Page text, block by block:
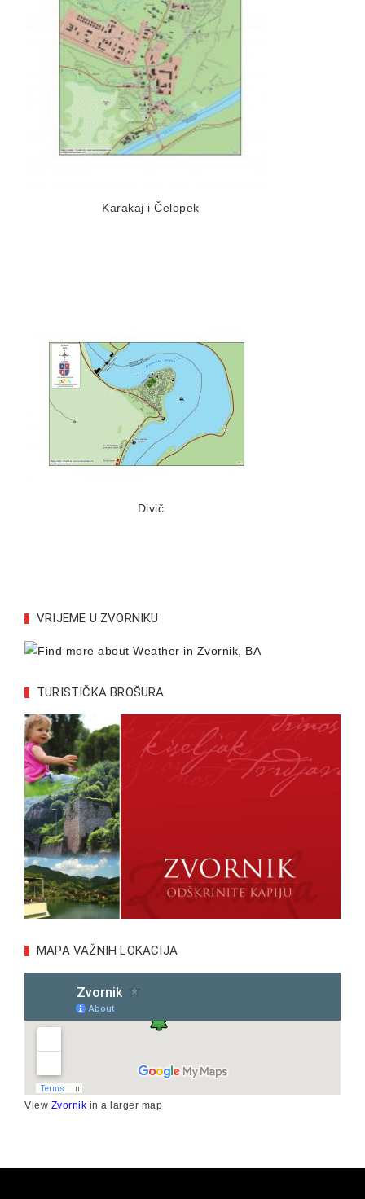
Karakaj i Čelopek
Divič
VRIJEME U ZVORNIKU
TURISTIČKA BROŠURA
MAPA VAŽNIH LOKACIJA
View Zvornik in a larger map